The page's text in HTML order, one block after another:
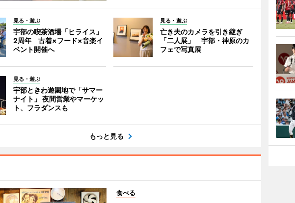
見る・遊ぶ
宇部の喫茶酒場「ヒライス」
2周年 古着×フード×音楽イ
ベント開催へ
見る・遊ぶ
亡き夫のカメラを引き継ぎ
「二人展」 宇部・神原のカ
フェで写真展
見る・遊ぶ
宇部ときわ遊園地で「サマー
ナイト」 夜間営業やマーケッ
ト、フラダンスも
もっと見る
食べる